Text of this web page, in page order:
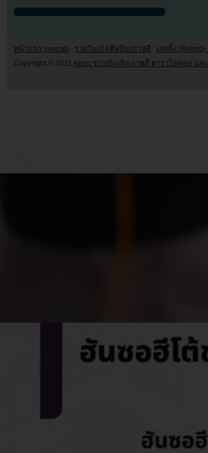
หน้าแรก youzab รวมวันเกิดศิลปินเกาหลี เรตติ้ง
Copyright © 2011 Kpop ข่าวบันเทิงเกาหลี ดาราไอดอล แ